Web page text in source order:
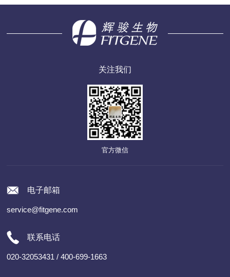
关注我们
官方微信
电子邮箱
service@fitgene.com
联系电话
020-32053431 / 400-699-1663